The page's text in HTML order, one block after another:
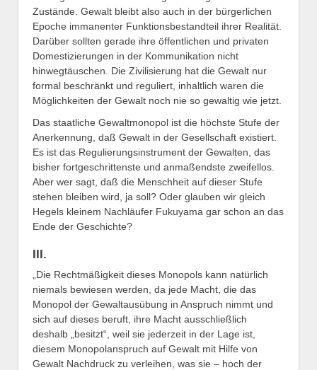
Zustände. Gewalt bleibt also auch in der bürgerlichen
Epoche immanenter Funktionsbestandteil ihrer Realität.
Darüber sollten gerade ihre öffentlichen und privaten
Domestizierungen in der Kommunikation nicht
hinwegtäuschen. Die Zivilisierung hat die Gewalt nur
formal beschränkt und reguliert, inhaltlich waren die
Möglichkeiten der Gewalt noch nie so gewaltig wie jetzt.
Das staatliche Gewaltmonopol ist die höchste Stufe der
Anerkennung, daß Gewalt in der Gesellschaft existiert.
Es ist das Regulierungsinstrument der Gewalten, das
bisher fortgeschrittenste und anmaßendste zweifellos.
Aber wer sagt, daß die Menschheit auf dieser Stufe
stehen bleiben wird, ja soll? Oder glauben wir gleich
Hegels kleinem Nachläufer Fukuyama gar schon an das
Ende der Geschichte?
III.
„Die Rechtmäßigkeit dieses Monopols kann natürlich
niemals bewiesen werden, da jede Macht, die das
Monopol der Gewaltausübung in Anspruch nimmt und
sich auf dieses beruft, ihre Macht ausschließlich
deshalb „besitzt“, weil sie jederzeit in der Lage ist,
diesem Monopolanspruch auf Gewalt mit Hilfe von
Gewalt Nachdruck zu verleihen, was sie – hoch der